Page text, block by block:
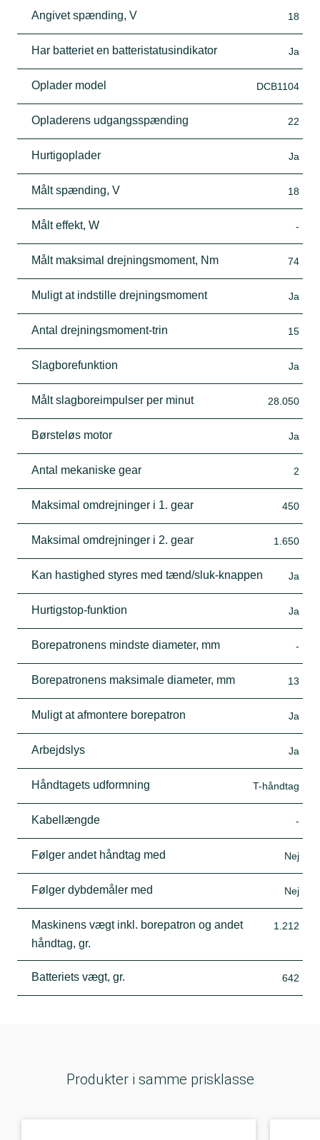
Angivet spænding, V 18
Har batteriet en batteristatusindikator Ja
Oplader model DCB1104
Opladerens udgangsspænding 22
Hurtigoplader Ja
Målt spænding, V 18
Målt effekt, W -
Målt maksimal drejningsmoment, Nm 74
Muligt at indstille drejningsmoment Ja
Antal drejningsmoment-trin 15
Slagborefunktion Ja
Målt slagboreimpulser per minut 28.050
Børsteløs motor Ja
Antal mekaniske gear 2
Maksimal omdrejninger i 1. gear 450
Maksimal omdrejninger i 2. gear 1.650
Kan hastighed styres med tænd/sluk-knappen Ja
Hurtigstop-funktion Ja
Borepatronens mindste diameter, mm -
Borepatronens maksimale diameter, mm 13
Muligt at afmontere borepatron Ja
Arbejdslys Ja
Håndtagets udformning T-håndtag
Kabellængde -
Følger andet håndtag med Nej
Følger dybdemåler med Nej
Maskinens vægt inkl. borepatron og andet
håndtag, gr.
1.212
Batteriets vægt, gr. 642
Produkter i samme prisklasse